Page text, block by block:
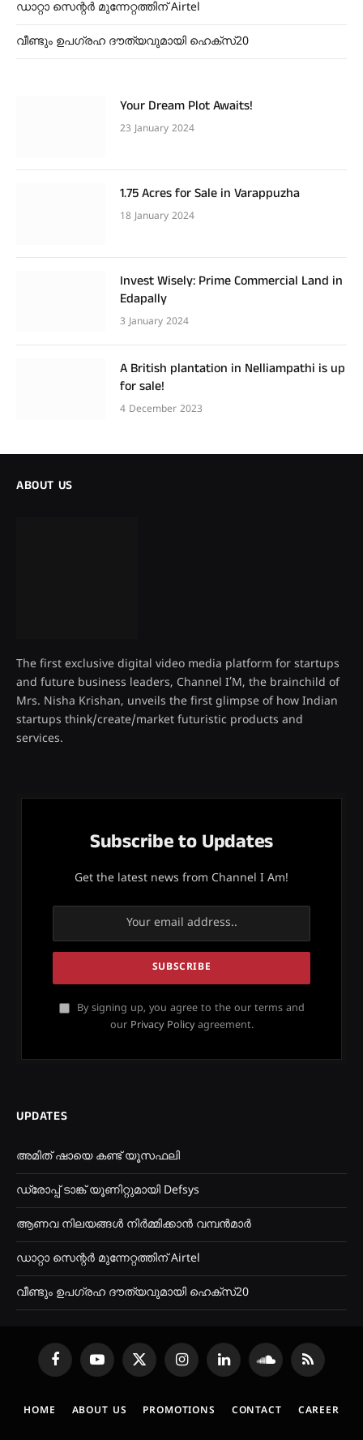
ഡാറ്റാ സെന്റർ മുന്നേറ്റത്തിന് Airtel
വീണ്ടും ഉപഗ്രഹ ദൗത്യവുമായി ഹെക്സ്20
Your Dream Plot Awaits!
23 January 2024
1.75 Acres for Sale in Varappuzha
18 January 2024
Invest Wisely: Prime Commercial Land in
Edapally
3 January 2024
A British plantation in Nelliampathi is up
for sale!
4 December 2023
ABOUT US
The first exclusive digital video media platform for startups
and future business leaders, Channel I’M, the brainchild of
Mrs. Nisha Krishan, unveils the first glimpse of how Indian
startups think/create/market futuristic products and
services.
Subscribe to Updates
Get the latest news from Channel I Am!
By signing up, you agree to the our terms and
our Privacy Policyagreement.
UPDATES
അമിത് ഷായെ കണ്ട് ‌യൂസഫലി
ഡ്രോപ്പ് ടാങ്ക് യൂണിറ്റുമായി Defsys
ആണവ നിലയങ്ങൾ നിർമ്മിക്കാൻ വമ്പൻമാർ
ഡാറ്റാ സെന്റർ മുന്നേറ്റത്തിന് Airtel
വീണ്ടും ഉപഗ്രഹ ദൗത്യവുമായി ഹെക്സ്20
FacebookYouTubeX
(Twitter)
InstagramLinkedInSoundCloud
RSS
HOME ABOUT US PROMOTIONS CONTACT CAREER